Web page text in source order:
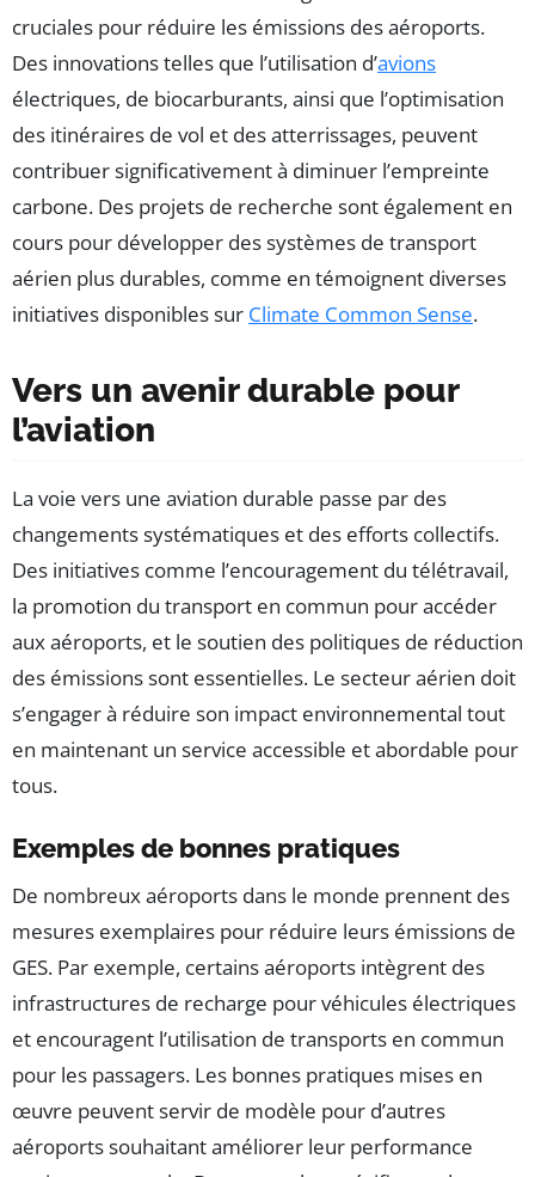
cruciales pour réduire les émissions des aéroports.
Des innovations telles que l’utilisation d’avions
électriques, de biocarburants, ainsi que l’optimisation
des itinéraires de vol et des atterrissages, peuvent
contribuer significativement à diminuer l’empreinte
carbone. Des projets de recherche sont également en
cours pour développer des systèmes de transport
aérien plus durables, comme en témoignent diverses
initiatives disponibles sur Climate Common Sense.
Vers un avenir durable pour
l’aviation
La voie vers une aviation durable passe par des
changements systématiques et des efforts collectifs.
Des initiatives comme l’encouragement du télétravail,
la promotion du transport en commun pour accéder
aux aéroports, et le soutien des politiques de réduction
des émissions sont essentielles. Le secteur aérien doit
s’engager à réduire son impact environnemental tout
en maintenant un service accessible et abordable pour
tous.
Exemples de bonnes pratiques
De nombreux aéroports dans le monde prennent des
mesures exemplaires pour réduire leurs émissions de
GES. Par exemple, certains aéroports intègrent des
infrastructures de recharge pour véhicules électriques
et encouragent l’utilisation de transports en commun
pour les passagers. Les bonnes pratiques mises en
œuvre peuvent servir de modèle pour d’autres
aéroports souhaitant améliorer leur performance